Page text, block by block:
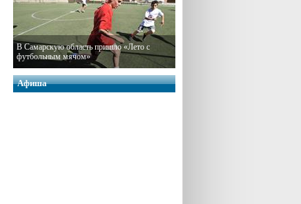
В Самарскую область пришло «Лето с
футбольным мячом»
Афиша